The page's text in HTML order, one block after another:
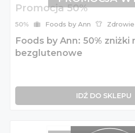
Promocja 50%
50% Foods by Ann Zdrowie
Foods by Ann: 50% zniżki
bezglutenowe
IDŹ DO SKLEPU